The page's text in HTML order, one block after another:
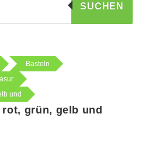
SUCHEN
Basteln
und
grün, gelb und